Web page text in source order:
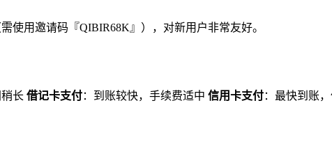
使用邀请码『QIBIR68K』），对新用户非常友好。
长 借记卡支付：到账较快，手续费适中 信用卡支付：最快到账